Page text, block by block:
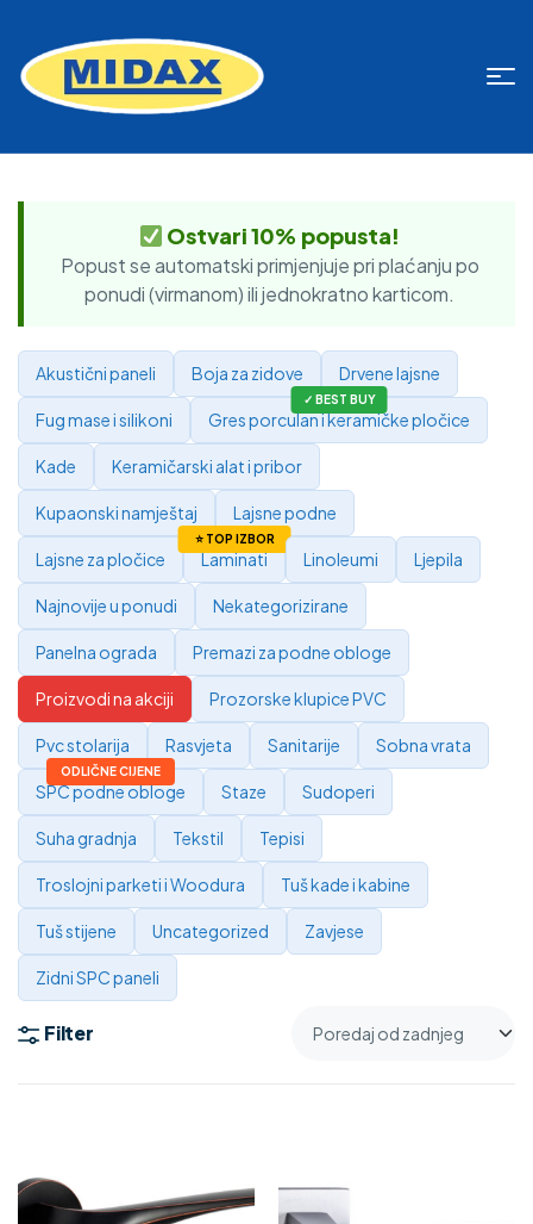
Ostvari 10% popusta!
Popust se automatski primjenjuje pri plaćanju po
ponudi (virmanom) ili jednokratno karticom.
Akustični paneli Boja za zidove Drvene lajsne
Fug mase i silikoni Gres porculan i keramičke pločice
Kade Keramičarski alat i pribor
Kupaonski namještaj Lajsne podne
Lajsne za pločice Laminati Linoleumi Ljepila
Najnovije u ponudi Nekategorizirane
Panelna ograda Premazi za podne obloge
Proizvodi na akciji Prozorske klupice PVC
Pvc stolarija Rasvjeta Sanitarije Sobna vrata
SPC podne obloge Staze Sudoperi
Suha gradnja Tekstil Tepisi
Troslojni parketi i Woodura Tuš kade i kabine
Tuš stijene Uncategorized Zavjese
Zidni SPC paneli
Filter